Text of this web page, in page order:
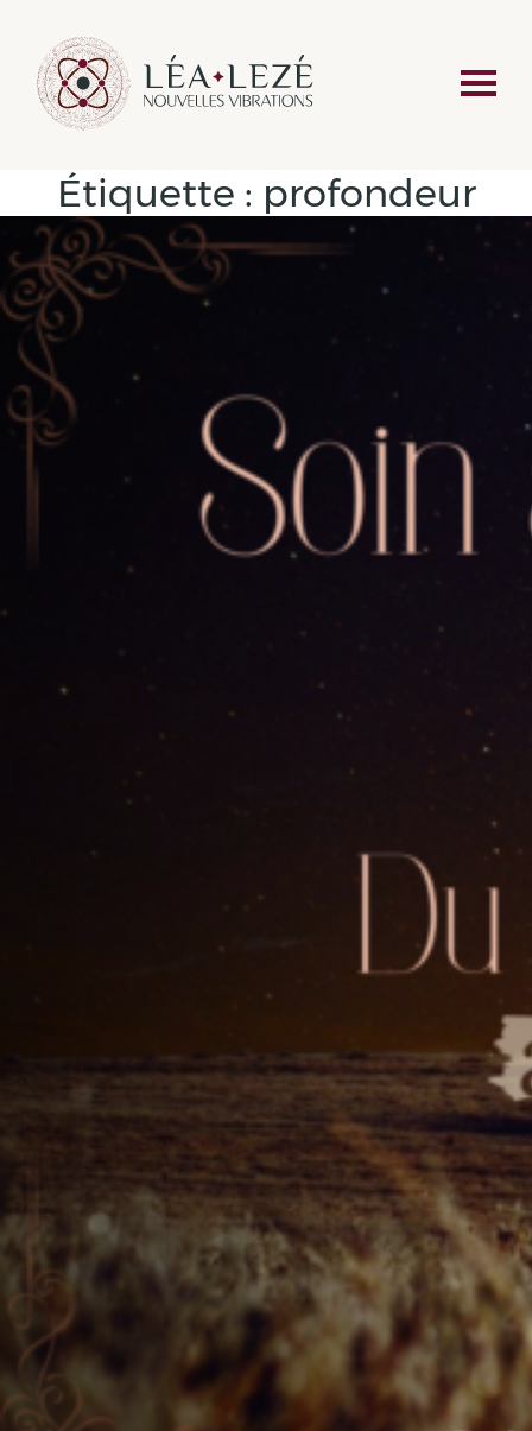
Étiquette : profondeur